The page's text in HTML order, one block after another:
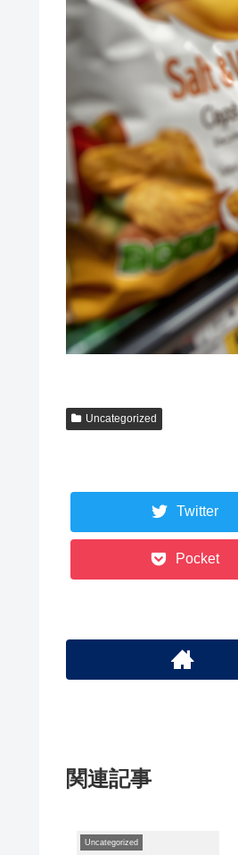
Uncategorized
Twitter
Pocket
関連記事
Uncategorized